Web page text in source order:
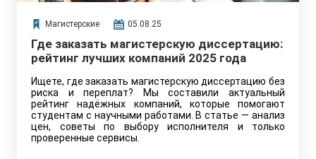
Магистерские 05.08.25
Где заказать магистерскую диссертацию:
рейтинг лучших компаний 2025 года
Ищете, где заказать магистерскую диссертацию без
риска и переплат? Мы составили актуальный
рейтинг надёжных компаний, которые помогают
студентам с научными работами. В статье — анализ
цен, советы по выбору исполнителя и только
проверенные сервисы.